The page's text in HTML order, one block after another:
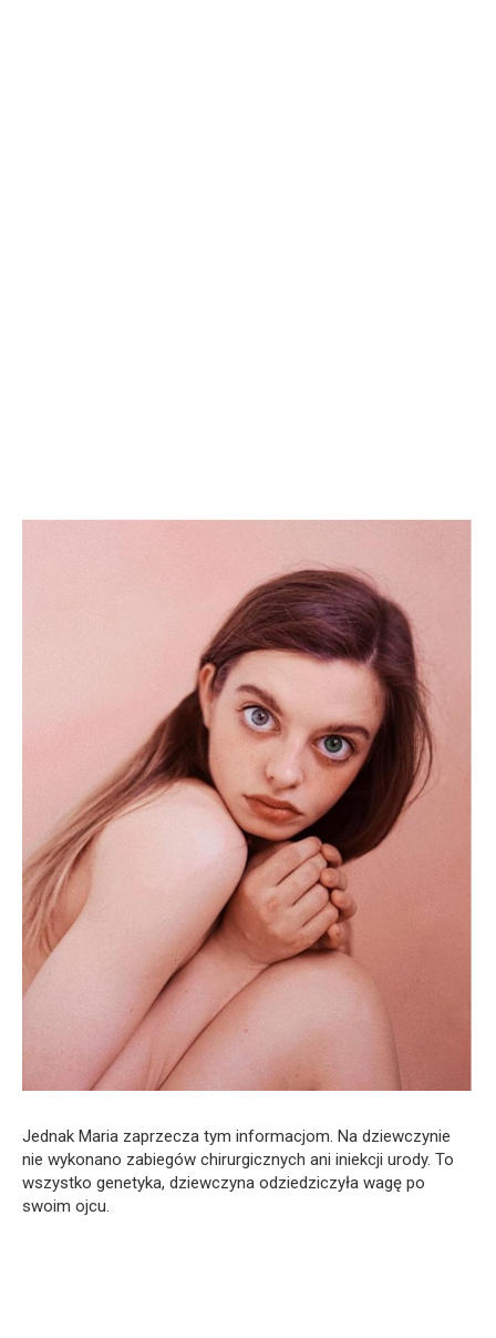
Jednak Maria zaprzecza tym informacjom. Na dziewczynie
nie wykonano zabiegów chirurgicznych ani iniekcji urody. To
wszystko genetyka, dziewczyna odziedziczyła wagę po
swoim ojcu.